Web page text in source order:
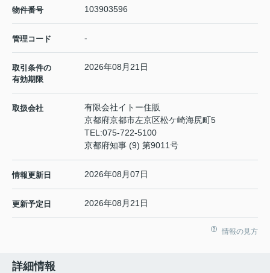
物件番号 103903596
管理コード -
取引条件の
有効期限
2026年08月21日
取扱会社
有限会社イトー住販
京都府京都市左京区松ケ崎海尻町5
TEL:075-722-5100
京都府知事 (9) 第9011号
情報更新日 2026年08月07日
更新予定日 2026年08月21日
情報の見方
詳細情報